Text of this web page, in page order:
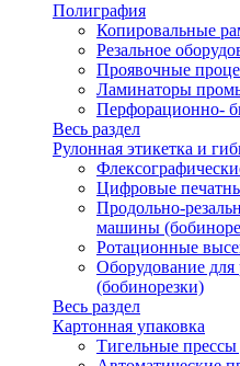
Полиграфия
Копировальные
Резальное
Проявочные
Ламинаторы
Перфорационно-
Весь раздел
Рулонная этикетка и
Цифровые
Продольно-
машины
Ротационные
Оборудование для
(бобинорезки)
Весь раздел
Картонная упаковка
Тигельные